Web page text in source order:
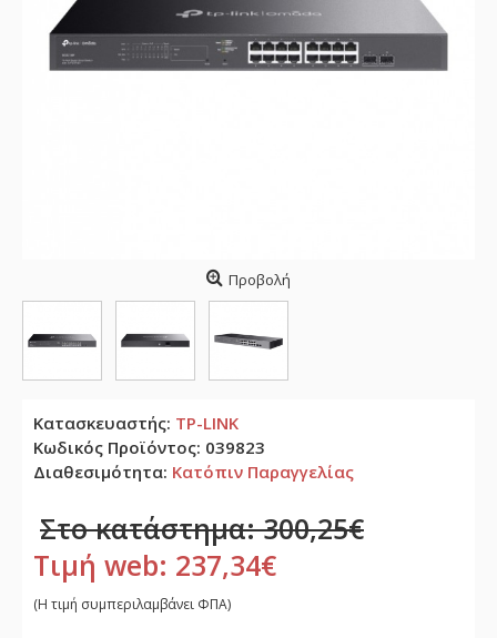
Προβολή
Κατασκευαστής: TP-LINK
Κωδικός Προϊόντος: 039823
Διαθεσιμότητα: Κατόπιν Παραγγελίας
Στο κατάστημα: 300,25€
Τιμή web: 237,34€
(H τιμή συμπεριλαμβάνει ΦΠΑ)